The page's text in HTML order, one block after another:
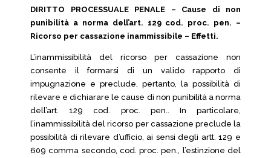
DIRITTO PROCESSUALE PENALE – Cause di non
punibilità a norma dell’art. 129 cod. proc. pen. –
Ricorso per cassazione inammissibile – Effetti.
L’inammissibilità del ricorso per cassazione non
consente il formarsi di un valido rapporto di
impugnazione e preclude, pertanto, la possibilità di
rilevare e dichiarare le cause di non punibilità a norma
dell’art. 129 cod. proc. pen.. In particolare,
l’inammissibilità del ricorso per cassazione preclude la
possibilità di rilevare d’ufficio, ai sensi degli artt. 129 e
609 comma secondo, cod. proc. pen., l’estinzione del